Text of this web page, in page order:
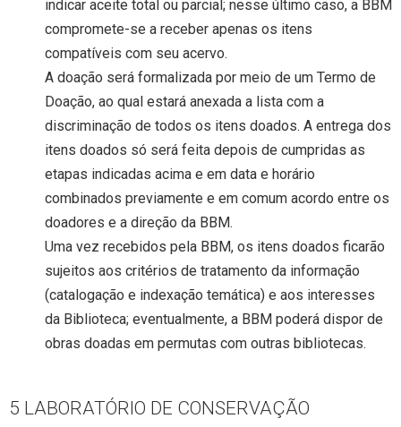
indicar aceite total ou parcial; nesse último caso, a BBM
compromete-se a receber apenas os itens
compatíveis com seu acervo.
A doação será formalizada por meio de um Termo de
Doação, ao qual estará anexada a lista com a
discriminação de todos os itens doados. A entrega dos
itens doados só será feita depois de cumpridas as
etapas indicadas acima e em data e horário
combinados previamente e em comum acordo entre os
doadores e a direção da BBM.
Uma vez recebidos pela BBM, os itens doados ficarão
sujeitos aos critérios de tratamento da informação
(catalogação e indexação temática) e aos interesses
da Biblioteca; eventualmente, a BBM poderá dispor de
obras doadas em permutas com outras bibliotecas.
5 LABORATÓRIO DE CONSERVAÇÃO